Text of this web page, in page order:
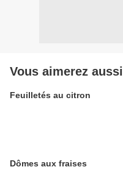
Vous aimerez aussi
Feuilletés au citron
Dômes aux fraises